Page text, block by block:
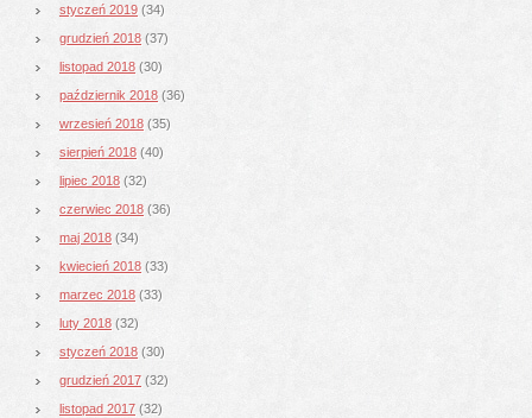
styczeń 2019 (34)
grudzień 2018 (37)
listopad 2018 (30)
październik 2018 (36)
wrzesień 2018 (35)
sierpień 2018 (40)
lipiec 2018 (32)
czerwiec 2018 (36)
maj 2018 (34)
kwiecień 2018 (33)
marzec 2018 (33)
luty 2018 (32)
styczeń 2018 (30)
grudzień 2017 (32)
listopad 2017 (32)